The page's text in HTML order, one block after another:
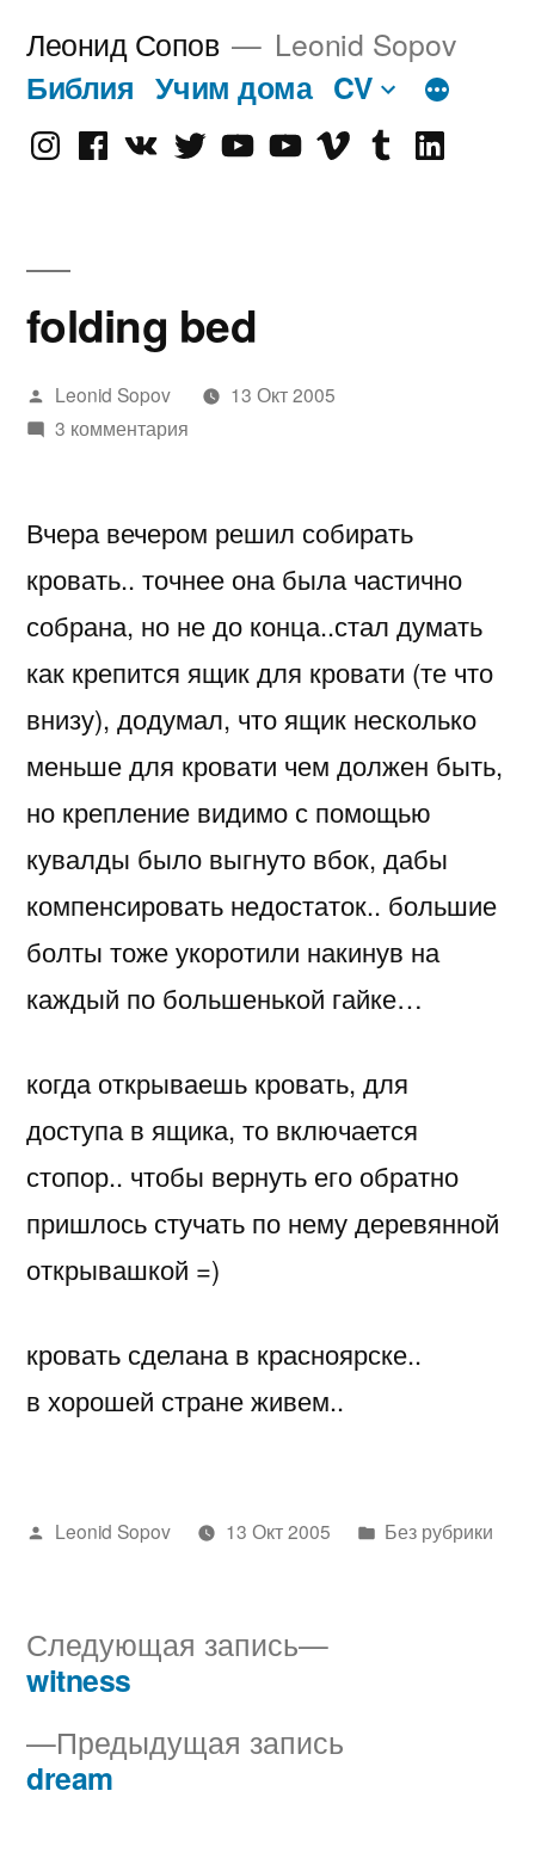
Леонид Сопов Leonid Sopov
Библия Учим дома CV
InstagramFacebook
VK TwitterYoutube
Old Vimeotumblrlinkedin
folding bed
Написано
автором
Leonid Sopov
13 Окт 2005
3 комментария
Вчера вечером решил собирать
кровать.. точнее она была частично
собрана, но не до конца..стал думать
как крепится ящик для кровати (те что
внизу), додумал, что ящик несколько
меньше для кровати чем должен быть,
но крепление видимо с помощью
кувалды было выгнуто вбок, дабы
компенсировать недостаток.. большие
болты тоже укоротили накинув на
каждый по большенькой гайке…
когда открываешь кровать, для
доступа в ящика, то включается
стопор.. чтобы вернуть его обратно
пришлось стучать по нему деревянной
открывашкой =)
кровать сделана в красноярске..
в хорошей стране живем..
Написано
Leonid Sopov 13 Окт 2005
Написано
Без рубрики
Навигация
по
записям
Предыдущая запись
dream
Следующая запись
Следующая
witness